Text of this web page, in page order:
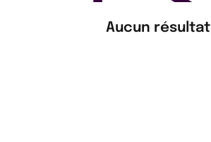
Aucun résultat